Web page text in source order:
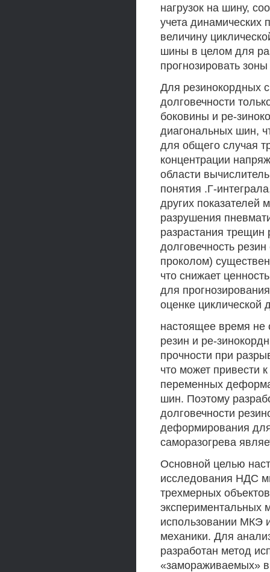
нагрузок на шину,
учета динамических
величину
шины в целом для
прогнозировать
Для резинокордных
долговечности
боковины и ре-
диагональных шин,
для общего случая
концентрации
области
понятия .Г-
других показателей
разрушения
разрастания
долговечность
проколом)
что снижает
для
оценке циклической
настоящее время не
резин и ре-
прочности при
что может привести
переменных
шин. Поэтому
долговечности
деформирования
саморазогрева
Основной целью
исследования НДС
трехмерных
экспериментальных
использовании МКЭ
механики. Для
разработан метод
«замораживаемых»